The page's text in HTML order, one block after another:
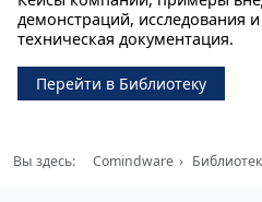
демонстраций, исследования и
техническая документация.
Перейти в Библиотеку
Вы здесь: Comindware